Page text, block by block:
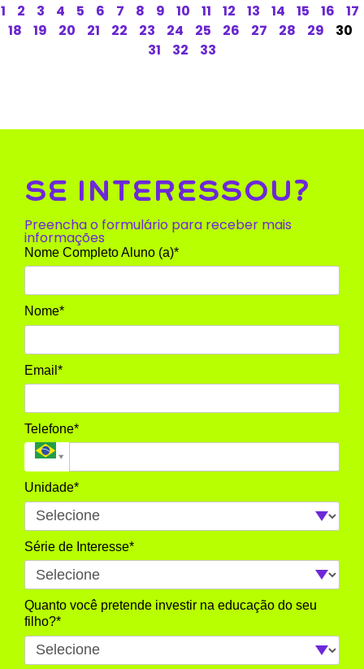
1 2 3 4 5 6 7 8 9 10 11 12 13 14 15 16
17
18
19 20 21 22 23 24 25 26 27 28 29
30
31
32 33
SE INTERESSOU?
Preencha o formulário para receber mais
informações
Nome Completo Aluno (a)*
Nome*
Email*
Telefone*
Unidade*
Série de Interesse*
Quanto você pretende investir na educação do seu
filho?*